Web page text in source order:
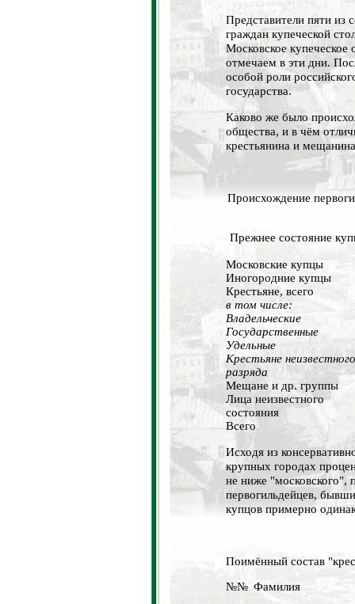
Представители пяти из
граждан купеческой
Московское
отмечаем в эти дни.
особой роли
государства.
Каково же было
общества, и в чём
крестьянина и
Происхождение
Прежнее состояние
Московские купцы
Иногородние купцы
Крестьяне, всего
в том числе:
Владельческие
Государственные
Удельные
Крестьяне неизвестного
разряда
Мещане и др. группы
Лица неизвестного
состояния
Всего
Исходя из
крупных городах
не ниже "московского",
первогильдейцев,
купцов примерно
Поимённый состав
№№ Фамилия